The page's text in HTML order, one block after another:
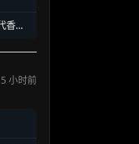
香港
5 小时前